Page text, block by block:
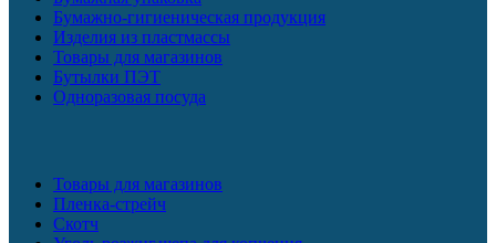
Бумажно-гигиеническая продукция
Изделия из пластмассы
Товары для магазинов
Бутылки ПЭТ
Одноразовая посуда
Товары для магазинов
Пленка-стрейч
Скотч